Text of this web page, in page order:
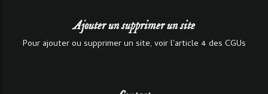
Ajouter un supprimer un site
Pour ajouter ou supprimer un site, voir l'article 4 des CGUs